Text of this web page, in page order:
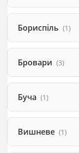
Бориспіль (1)
Бровари (3)
Буча (1)
Вишневе (1)